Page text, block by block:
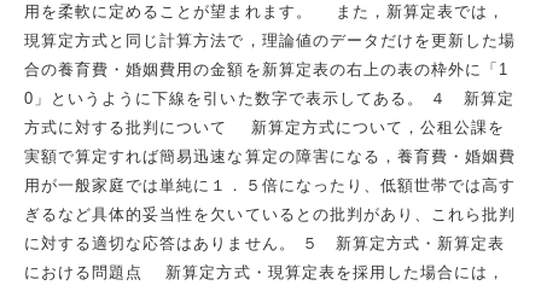
用を柔軟に定めることが望まれます。 また，新算定表では，
現算定方式と同じ計算方法で，理論値のデータだけを更新した場
合の養育費・婚姻費用の金額を新算定表の右上の表の枠外に「1
0」というように下線を引いた数字で表示してある。 ４ 新算定
方式に対する批判について 新算定方式について，公租公課を
実額で算定すれば簡易迅速な算定の障害になる，養育費・婚姻費
用が一般家庭では単純に１．５倍になったり、低額世帯では高す
ぎるなど具体的妥当性を欠いているとの批判があり、これら批判
に対する適切な応答はありません。 ５ 新算定方式・新算定表
における問題点 新算定方式・現算定表を採用した場合には，